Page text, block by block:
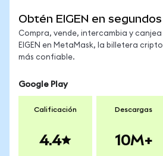
Obtén EIGEN en segundos
Compra, vende, intercambia y canjea
EIGEN en MetaMask, la billetera cripto
más confiable.
Google Play
Calificación
4.4
Descargas
10M+